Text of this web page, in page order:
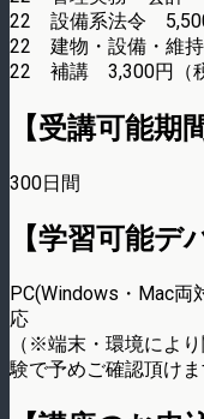
22 設備系法令 5,500
22 建物・設備・維
22 補講 3,300円（
【受講可能期
300日間
【学習可能デ
PC(Windows・Mac両
応
（※端末・環境によ
験で予めご確認頂けま